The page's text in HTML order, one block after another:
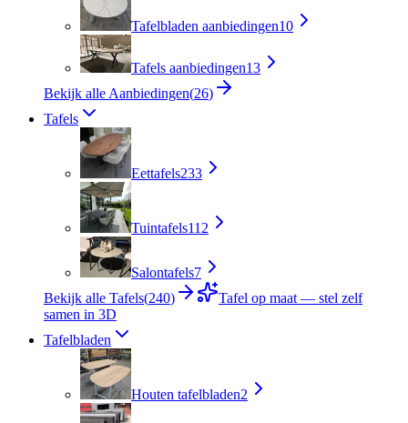
Tafelbladen aanbiedingen10
Tafels aanbiedingen13
Bekijk alle Aanbiedingen(26)
Tafels
Eettafels233
Tuintafels112
Salontafels7
Bekijk alle Tafels(240)
Tafel op maat — stel zelf
samen in 3D
Tafelbladen
Houten tafelbladen2